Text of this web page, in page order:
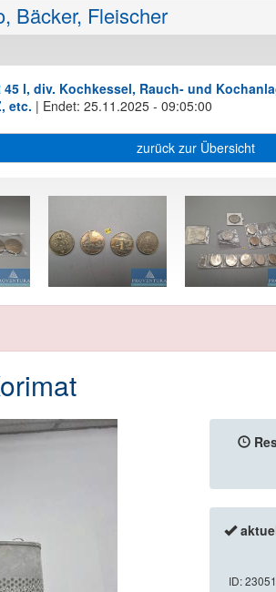
Bäcker, Fleischer
l, div. Kochkessel, Rauch- und
etc. | Endet: 25.11.2025 - 09:05:00
zurück zur Übersicht
ID: